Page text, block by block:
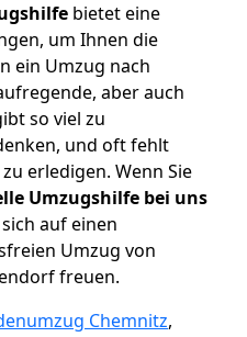
bietet eine
um Ihnen die
ein Umzug nach
aber auch
so viel zu
und oft fehlt
erledigen. Wenn Sie
Umzugshilfe bei uns
auf einen
Umzug von
freuen.
Chemnitz,